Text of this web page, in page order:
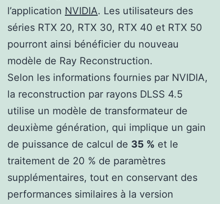
l’application NVIDIA. Les utilisateurs des
séries RTX 20, RTX 30, RTX 40 et RTX 50
pourront ainsi bénéficier du nouveau
modèle de Ray Reconstruction.
Selon les informations fournies par NVIDIA,
la reconstruction par rayons DLSS 4.5
utilise un modèle de transformateur de
deuxième génération, qui implique un gain
de puissance de calcul de 35 % et le
traitement de 20 % de paramètres
supplémentaires, tout en conservant des
performances similaires à la version